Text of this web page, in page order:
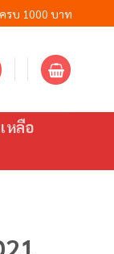
รบ 1000 บาท
หลือ